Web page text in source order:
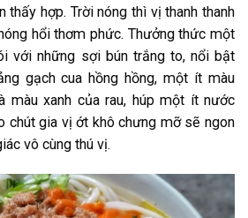
thấy hợp. Trời nóng thì vị thanh thanh
hổi thơm phức. Thưởng thức một
với những sợi bún trắng to, nổi bật
gạch cua hồng hồng, một ít màu
màu xanh của rau, húp một ít nước
chút gia vị ớt khô chưng mỡ sẽ ngon
vô cùng thú vị.